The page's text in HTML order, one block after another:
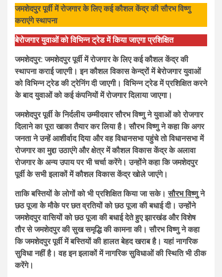
जमशेदपुर पूर्वी में रोजगार के लिए कई कौशल केंद्र की सौरभ विष्णु
कराएंगे स्थापना
बेरोजगार युवाओं को विभिन्न ट्रेड में किया जाएगा प्रशिक्षित
जमशेदपुर: जमशेदपुर पूर्वी में रोजगार के लिए कई कौशल केंद्र की
स्थापना कराई जाएगी। इन कौशल विकास केन्द्रों में बेरोजगार युवाओं
को विभिन्न ट्रेड की ट्रेनिंग दी जाएगी। विभिन्न ट्रेड में प्रशिक्षित करने
के बाद युवाओं को कई कंपनियों में रोजगार दिलाया जाएगा।
जमशेदपुर पूर्वी के निर्दलीय उम्मीदवार सौरभ विष्णु ने युवाओं को रोजगार
दिलाने का पूरा खाका तैयार कर लिया है। सौरभ विष्णु ने कहा कि अगर
जनता ने उन्हें आशीर्वाद दिया और वह विधानसभा पहुंचे तो विधानसभा में
रोजगार का मुद्दा उठाएंगे और क्षेत्र में कौशल विकास केंद्र के अलावा
रोजगार के अन्य उपाय पर भी चर्चा करेंगे। उन्होंने कहा कि जमशेदपुर
पूर्वी के सभी इलाकों में कौशल विकास केंद्र खोले जाएंगे।
ताकि बस्तियों के लोगों को भी प्रशिक्षित किया जा सके।सौरभ विष्णुने
छठ पूजा के मौके पर छत व्रतियों को छठ पूजा की बधाई दी। उन्होंने
जमशेदपुर वासियों को छठ पूजा की बधाई देते हुए झारखंड और विशेष
तौर से जमशेदपुर की सुख समृद्धि की कामना की। सौरभ विष्णु ने कहा
कि जमशेदपुर पूर्वी में बस्तियों की हालत बेहद खराब है। यहां नागरिक
सुविधा नहीं है। वह इन इलाकों में नागरिक सुविधाओं की स्थिति भी ठीक
करेंगे।